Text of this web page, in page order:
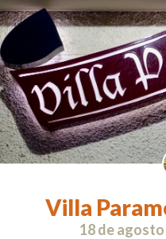
Villa
18 de